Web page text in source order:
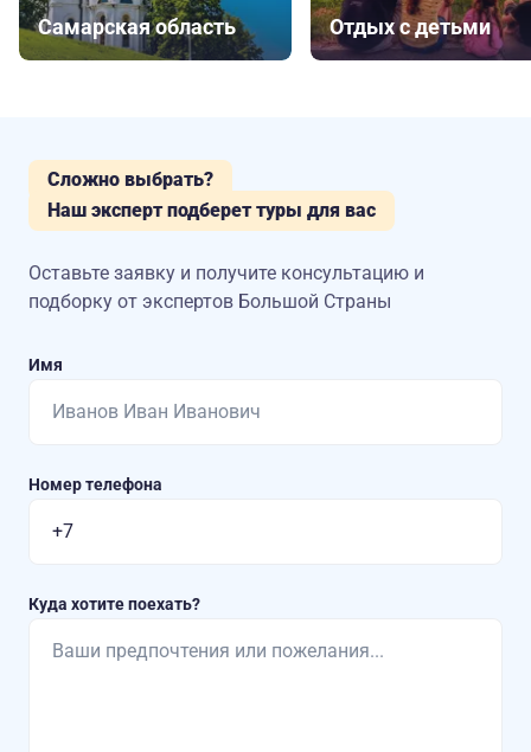
Самарская область Отдых с детьми
Сложно выбрать?
Наш эксперт подберет туры для вас
Оставьте заявку и получите консультацию и
подборку от экспертов Большой Страны
Имя
Номер телефона
Куда хотите поехать?